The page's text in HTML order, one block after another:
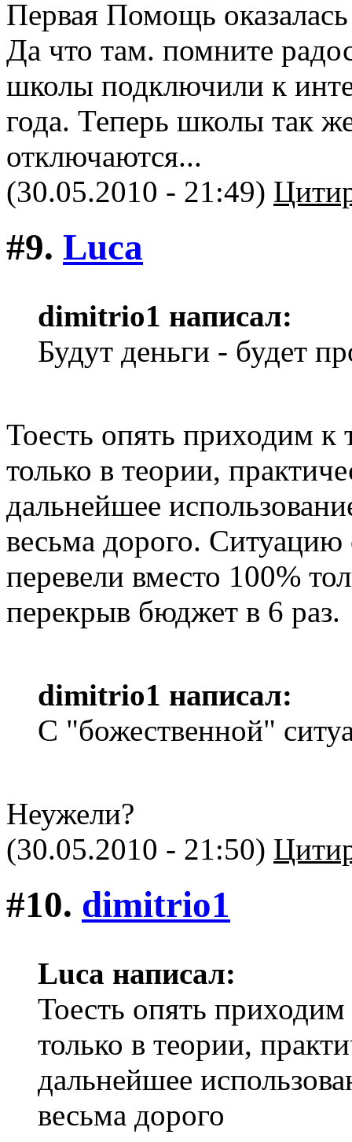
Первая Помощь
Да что там. помните
школы подключили к
года. Теперь школы так
отключаются...
(30.05.2010 - 21:49)
#9. Luca
dimitriо1 написал:
Будут деньги - будет
Тоесть опять приходим к
только в теории,
дальнейшее
весьма дорого.
перевели вместо 100%
перекрыв бюджет в 6 раз.
dimitriо1 написал:
С "божественной"
Неужели?
(30.05.2010 - 21:50)
#10. dimitriо1
Luca написал:
Тоесть опять
только в теории,
дальнейшее
весьма дорого